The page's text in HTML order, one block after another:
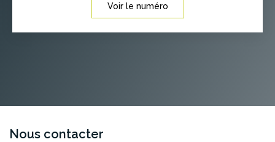
Voir le numéro
Nous contacter